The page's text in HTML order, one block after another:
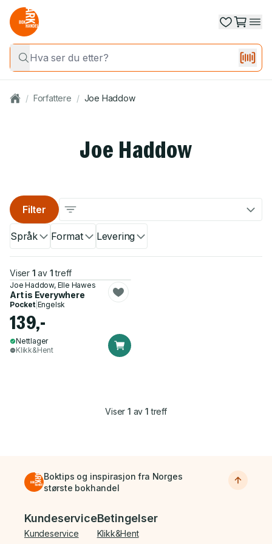
/ Forfattere / Joe Haddow
Joe Haddow
Språk Format Levering
Filter
Viser 1 av 1 treff
Joe Haddow, Elle Hawes
Art is Everywhere
Pocket| Engelsk
139,-
Nettlager
Klikk&Hent
Viser1 av 1 treff
Boktips og inspirasjon fra Norges
største bokhandel
Bunnmeny
Kundeservice
Kundeservice
Betingelser
Klikk&Hent